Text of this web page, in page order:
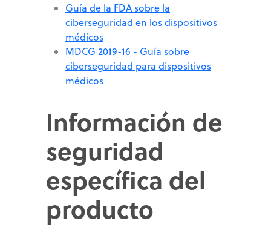
Guía de la FDA sobre la
ciberseguridad en los dispositivos
médicos
MDCG 2019-16 - Guía sobre
ciberseguridad para dispositivos
médicos
Información de
seguridad
específica del
producto